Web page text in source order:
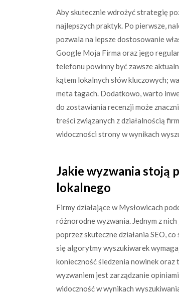
Aby skutecznie wdrożyć strategię
najlepszych praktyk. Po pierwsze,
pozwala na lepsze dostosowanie
Google Moja Firma oraz jego
telefonu powinny być zawsze
kątem lokalnych słów kluczowych;
meta tagach. Dodatkowo, warto
do zostawiania recenzji może
treści związanych z działalnością
widoczności strony w wynikach
Jakie wyzwania stoją
lokalnego
Firmy działające w Mysłowicach
różnorodne wyzwania. Jednym z
poprzez skuteczne działania SEO,
się algorytmy wyszukiwarek
konieczność śledzenia nowinek
wyzwaniem jest zarządzanie
widoczność w wynikach